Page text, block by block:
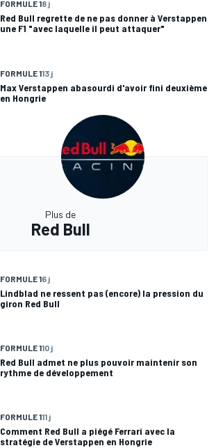
FORMULE 18 j
Red Bull regrette de ne pas donner à Verstappen
une F1 "avec laquelle il peut attaquer"
FORMULE 113 j
Max Verstappen abasourdi d'avoir fini deuxième
en Hongrie
Plus de
Red Bull
FORMULE 16 j
Lindblad ne ressent pas (encore) la pression du
giron Red Bull
FORMULE 110 j
Red Bull admet ne plus pouvoir maintenir son
rythme de développement
FORMULE 111 j
Comment Red Bull a piégé Ferrari avec la
stratégie de Verstappen en Hongrie